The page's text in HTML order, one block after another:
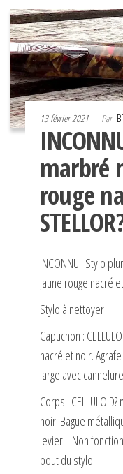
13 février 2021 Par
marbré
rouge
INCONNU : Stylo
jaune rouge nacré
Stylo à nettoyer
Capuchon :
nacré et noir.
large avec
Corps :
noir. Bague
levier. Non
bout du stylo.